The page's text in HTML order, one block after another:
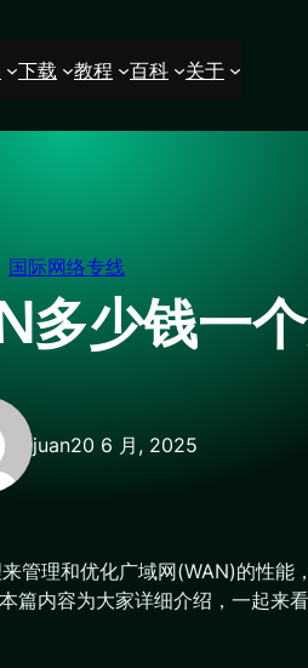
下载 教程 百科 关于
国际网络专线
多少钱一
juan20 6 月, 2025
理和优化广域网(WAN)的性
内容为大家详细介绍，一起来看